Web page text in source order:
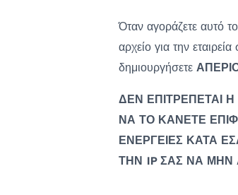
Όταν αγοράζετε αυτό
αρχείο για την
δημιουργήσετε
ΔΕΝ ΕΠΙΤΡΕΠΕΤΑΙ
ΝΑ ΤΟ ΚΑΝΕΤΕ
ΕΝΕΡΓΕΙΕΣ ΚΑΤΑ
ΤΗΝ IP ΣΑΣ ΝΑ ΜΗΝ